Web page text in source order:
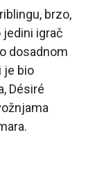
brzo,
jedini igrač
dosadnom
je bio
Désiré